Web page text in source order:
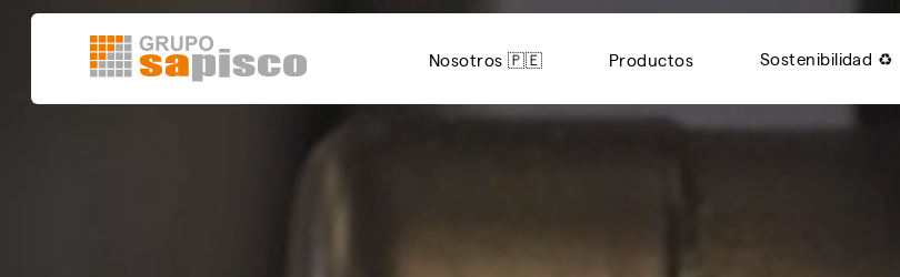
Nosotros 🇵🇪 Productos Sostenibilidad ♻️